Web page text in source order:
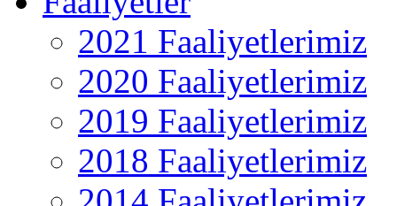
2021 Faaliyetlerimiz
2020 Faaliyetlerimiz
2019 Faaliyetlerimiz
2018 Faaliyetlerimiz